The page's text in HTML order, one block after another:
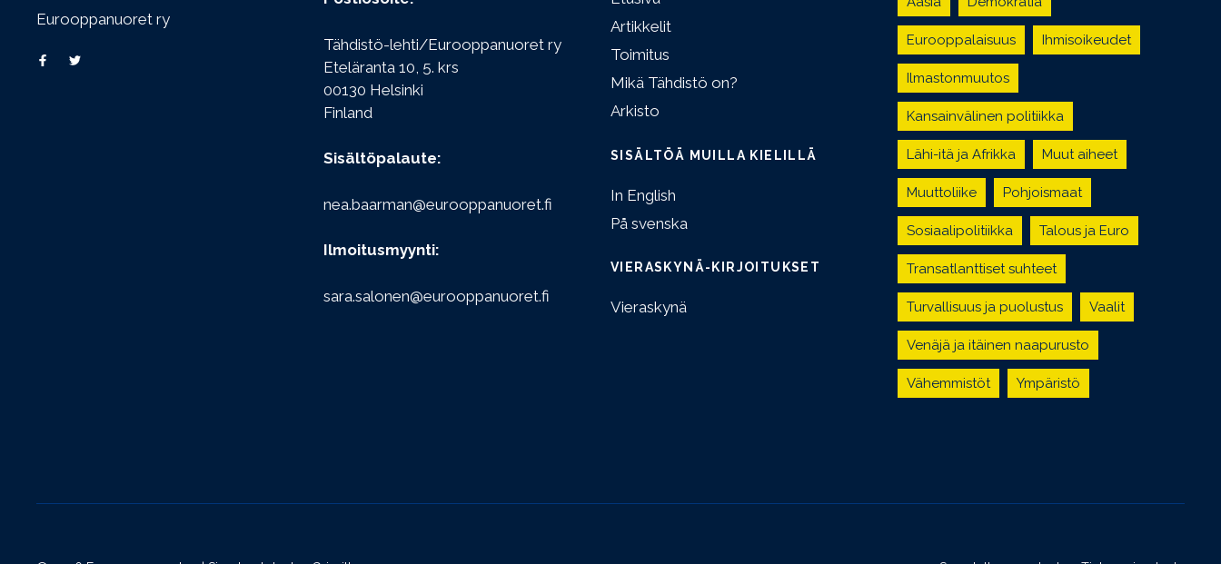
Eurooppanuoret ry
Tähdistö-lehti/Eurooppanuoret ry
Eteläranta 10, 5. krs
00130 Helsinki
Finland
Sisältöpalaute:
nea.baarman@eurooppanuoret.fi
Ilmoitusmyynti:
sara.salonen@eurooppanuoret.fi
Artikkelit
Toimitus
Mikä Tähdistö on?
Arkisto
SISÄLTÖÄ MUILLA KIELILLÄ
In English
På svenska
VIERASKYNÄ-KIRJOITUKSET
Vieraskynä
Eurooppalaisuus Ihmisoikeudet
Ilmastonmuutos
Kansainvälinen politiikka
Lähi-itä ja Afrikka Muut aiheet
Muuttoliike Pohjoismaat
Sosiaalipolitiikka Talous ja Euro
Transatlanttiset suhteet
Turvallisuus ja puolustus Vaalit
Venäjä ja itäinen naapurusto
Vähemmistöt Ympäristö